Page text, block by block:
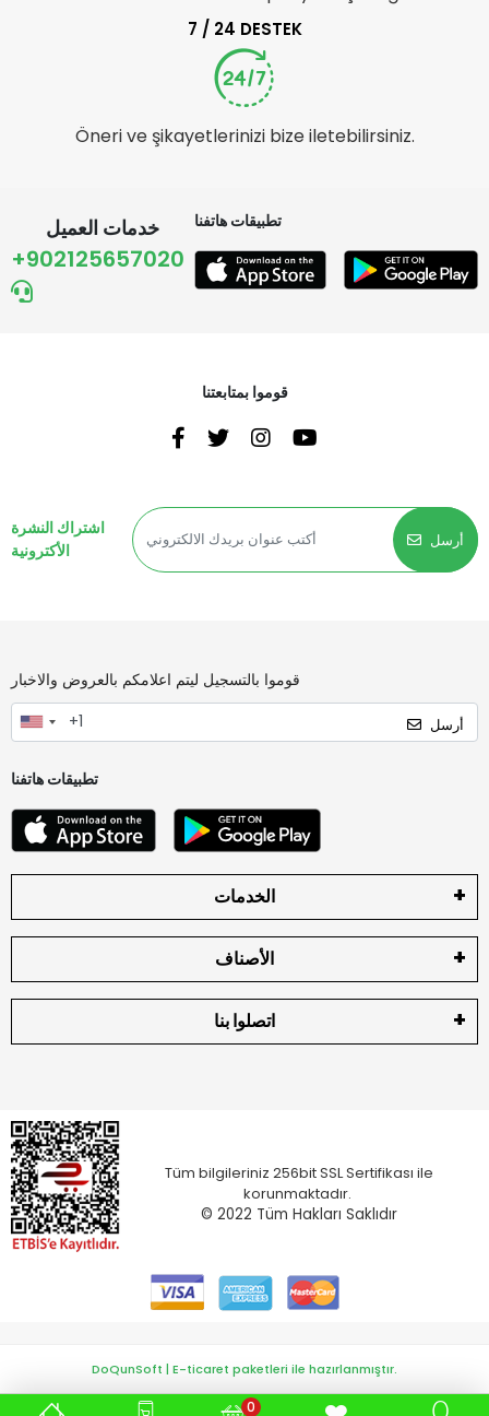
7 / 24 DESTEK
Öneri ve şikayetlerinizi bize iletebilirsiniz.
خدمات العميل
+902125657020
تطبيقات هاتفنا
قوموا بمتابعتنا
اشتراك النشرة
الأكترونية
أرسل
قوموا بالتسجيل ليتم اعلامكم بالعروض والاخبار
أرسل
تطبيقات هاتفنا
الخدمات
الأصناف
اتصلوا بنا
Tüm bilgileriniz 256bit SSL Sertifikası ile
korunmaktadır.
© 2022 Tüm Hakları Saklıdır
0
DoQunSoft | E-ticaret paketleri ile hazırlanmıştır.